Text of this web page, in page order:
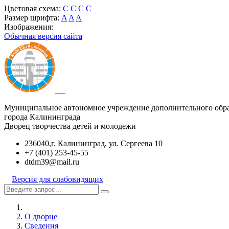
Цветовая схема: C C C C
Размер шрифта: A A A
Изображения:
Обычная версия сайта
Муниципальное автономное учреждение дополнительного
города Калининграда
Дворец творчества детей и молодежи
236040,г. Калининград, ул. Сергеева 10
+7 (401) 253-45-55
dtdm39@mail.ru
Версия для слабовидящих
О дворце
Сведения